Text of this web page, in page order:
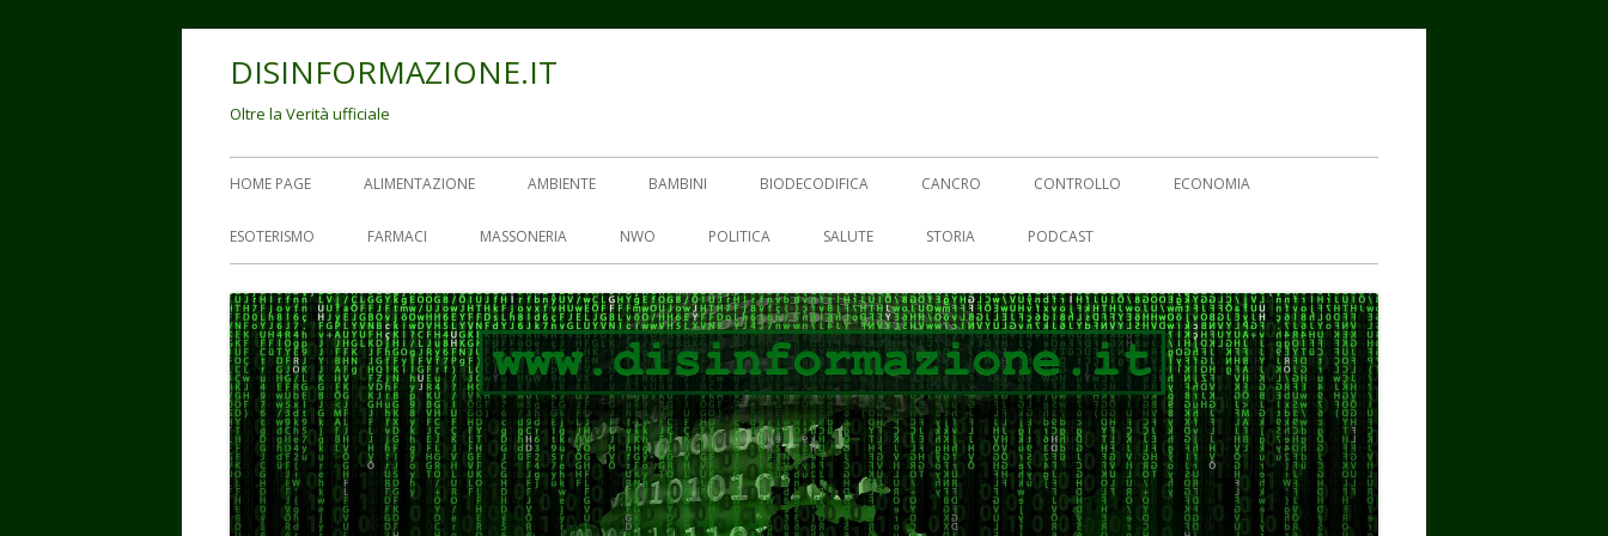
DISINFORMAZIONE.IT
Oltre la Verità ufficiale
Menu
principale
HOME PAGE ALIMENTAZIONE AMBIENTE BAMBINI BIODECODIFICA CANCRO CONTROLLO ECONOMIA
ESOTERISMO FARMACI MASSONERIA NWO POLITICA SALUTE STORIA PODCAST